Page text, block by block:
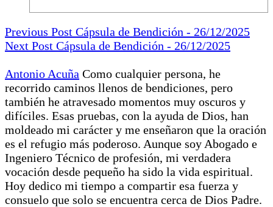
Previous Post Cápsula de Bendición - 26/12/2025
Next Post Cápsula de Bendición - 26/12/2025
Antonio Acuña Como cualquier persona, he
recorrido caminos llenos de bendiciones, pero
también he atravesado momentos muy oscuros y
difíciles. Esas pruebas, con la ayuda de Dios, han
moldeado mi carácter y me enseñaron que la oración
es el refugio más poderoso. Aunque soy Abogado e
Ingeniero Técnico de profesión, mi verdadera
vocación desde pequeño ha sido la vida espiritual.
Hoy dedico mi tiempo a compartir esa fuerza y
consuelo que solo se encuentra cerca de Dios Padre.